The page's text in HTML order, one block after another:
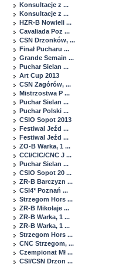
Konsultacje z ...
Konsultacje z ...
HZR-B Nowieli ...
Cavaliada Poz ...
CSN Drzonków, ...
Finał Pucharu ...
Grande Semain ...
Puchar Sielan ...
Art Cup 2013
CSN Zagórów, ...
Mistrzostwa P ...
Puchar Sielan ...
Puchar Polski ...
CSIO Sopot 2013
Festiwal Jeźd ...
Festiwal Jeźd ...
ZO-B Warka, 1 ...
CCI/CIC/CNC J ...
Puchar Sielan ...
CSIO Sopot 20 ...
ZR-B Barczyzn ...
CSI4* Poznań ...
Strzegom Hors ...
ZR-B Mikołaje ...
ZR-B Warka, 1 ...
ZR-B Warka, 1 ...
Strzegom Hors ...
CNC Strzegom, ...
Czempionat Mł ...
CSI/CSN Drzon ...